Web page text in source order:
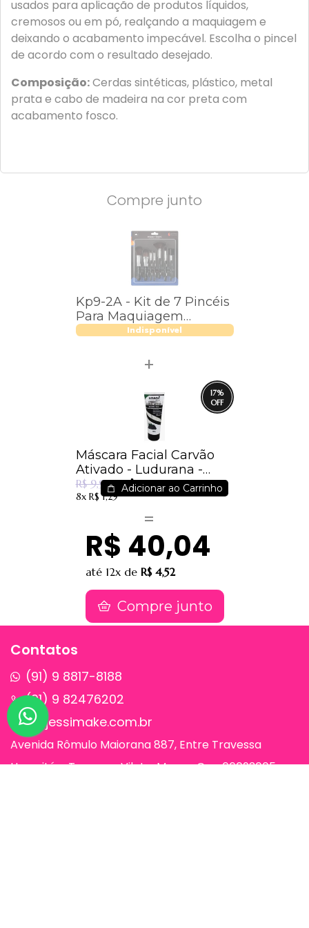
usados para aplicação de produtos líquidos,
cremosos ou em pó, realçando a maquiagem e
deixando o acabamento impecável. Escolha o pincel
de acordo com o resultado desejado.
Composição:Cerdas sintéticas, plástico, metal
prata e cabo de madeira na cor preta com
acabamento fosco.
Compre junto
Kp9-2A - Kit de 7 Pincéis
Para Maquiagem
MacrilanIndisponível
17%
Máscara Facial Carvão
Ativado - Ludurana -
B00107
R$ 9,99 R$ 8,32
8x R$ 1,29
Adicionar ao Carrinho
R$ 40,04
até 12x de R$ 4,52
Compre junto
Contatos
(91) 9 8817-8188
(91) 9 82476202
sac@jessimake.com.br
Avenida Rômulo Maiorana 887, Entre Travessa
Humaitá e Travessa Vileta, Marco, Cep 66093005,